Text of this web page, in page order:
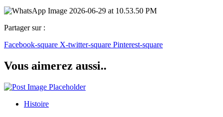
Partager sur :
Facebook-square X-twitter-square Pinterest-square
Vous aimerez aussi..
Histoire